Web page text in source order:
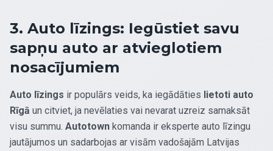
3. Auto līzings: Iegūstiet savu
sapņu auto ar atvieglotiem
nosacījumiem
Auto līzings ir populārs veids, ka iegādāties lietoti auto
Rīgā un citviet, ja nevēlaties vai nevarat uzreiz samaksāt
visu summu. Autotown komanda ir eksperte auto līzingu
jautājumos un sadarbojas ar visām vadošajām Latvijas